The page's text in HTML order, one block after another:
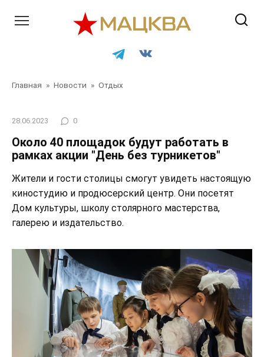
Главная » Новости » Отдых
28.06.2023 0
Около 40 площадок будут работать в
рамках акции "День без турникетов"
Жители и гости столицы смогут увидеть настоящую
киностудию и продюсерский центр. Они посетят
Дом культуры, школу столярного мастерства,
галерею и издательство.